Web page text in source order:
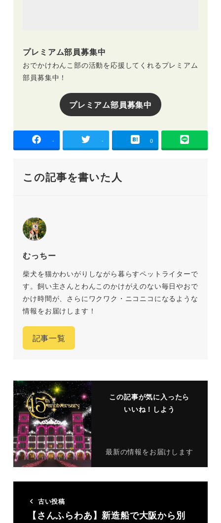
プレミアム部員募集中
おでかけわんこ部の活動を応援してくれるプレミアム
部員募集中！
プレミアム部員募集中
- - 0
この記事を書いた人
むっちー
柴犬を猫かわいがりしながら暮らすペットライターで
す。飼い主さんとわんこのかけがえのない毎日やおで
かけ時間が、さらにワクワク・ニコニコになるような
情報をお届けします！
記事一覧
この記事が気に入ったら
いいね！しよう
最新の情報をお届けします
古い投稿
【さんふらわあ】新造船で大阪から別